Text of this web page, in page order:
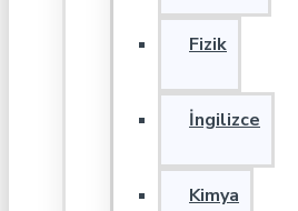
Fizik
İngilizce
Kimya